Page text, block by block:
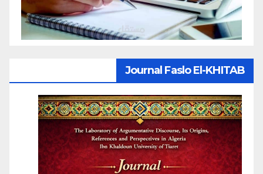
Journal Faslo El-KHITAB